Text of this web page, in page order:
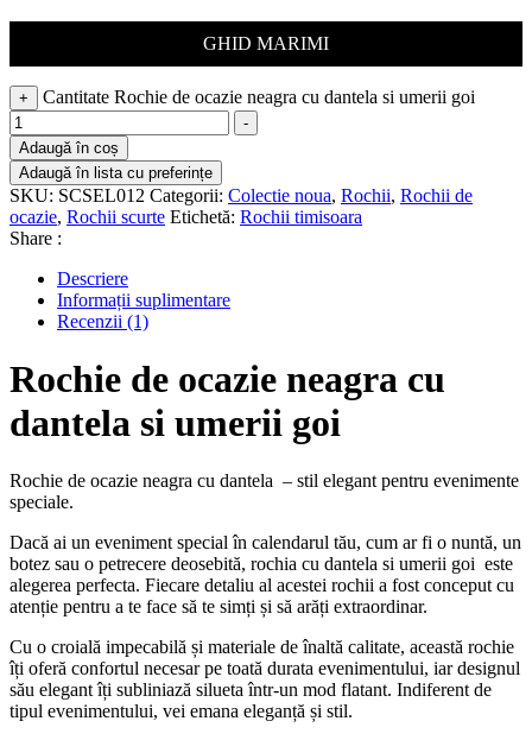
GHID MARIMI
+ Cantitate Rochie de ocazie neagra cu dantela si umerii goi
-
Adaugă în coș
Adaugă în lista cu preferințe
SKU: SCSEL012 Categorii: Colectie noua, Rochii, Rochii de
ocazie, Rochii scurte Etichetă: Rochii timisoara
Share :
Descriere
Informații suplimentare
Recenzii (1)
Rochie de ocazie neagra cu
dantela si umerii goi
Rochie de ocazie neagra cu dantela – stil elegant pentru evenimente
speciale.
Dacă ai un eveniment special în calendarul tău, cum ar fi o nuntă, un
botez sau o petrecere deosebită, rochia cu dantela si umerii goi este
alegerea perfecta. Fiecare detaliu al acestei rochii a fost conceput cu
atenție pentru a te face să te simți și să arăți extraordinar.
Cu o croială impecabilă și materiale de înaltă calitate, această rochie
îți oferă confortul necesar pe toată durata evenimentului, iar designul
său elegant îți subliniază silueta într-un mod flatant. Indiferent de
tipul evenimentului, vei emana eleganță și stil.